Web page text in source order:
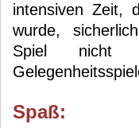
intensiven Zeit,
wurde,
Spiel
Spaß: